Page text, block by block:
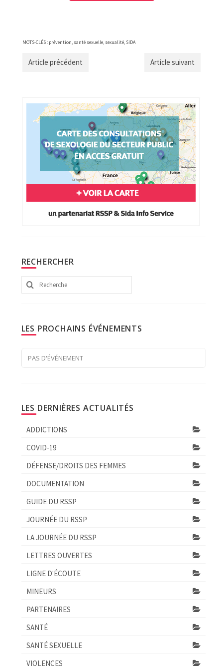
MOTS-CLÉS : prévention, santé sexuelle, sexualité, SIDA
Article précédent Article suivant
RECHERCHER
Rechercher
:
LES PROCHAINS ÉVÉNEMENTS
PAS D'ÉVÉNEMENT
LES DERNIÈRES ACTUALITÉS
ADDICTIONS
COVID-19
DÉFENSE/DROITS DES FEMMES
DOCUMENTATION
GUIDE DU RSSP
JOURNÉE DU RSSP
LA JOURNÉE DU RSSP
LETTRES OUVERTES
LIGNE D'ÉCOUTE
MINEURS
PARTENAIRES
SANTÉ
SANTÉ SEXUELLE
VIOLENCES